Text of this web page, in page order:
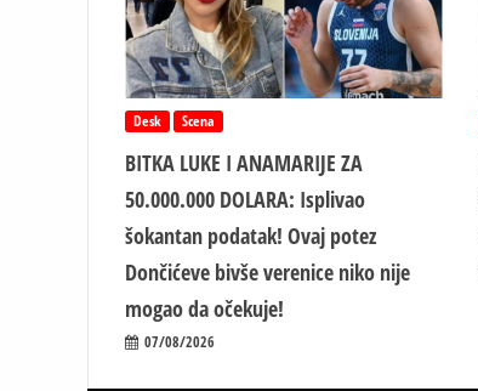
Desk Scena
BITKA LUKE I ANAMARIJE ZA
50.000.000 DOLARA: Isplivao
šokantan podatak! Ovaj potez
Dončićeve bivše verenice niko nije
mogao da očekuje!
07/08/2026